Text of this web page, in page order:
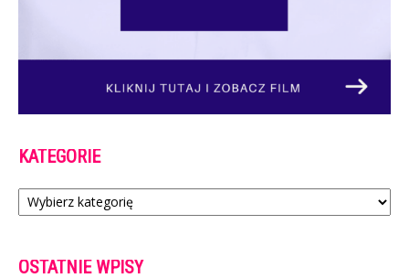
KATEGORIE
Kategorie
OSTATNIE WPISY